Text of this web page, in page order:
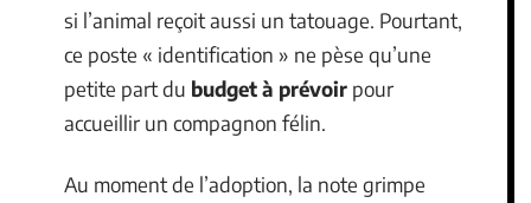
si l’animal reçoit aussi un tatouage. Pourtant,
ce poste « identification » ne pèse qu’une
petite part du budget à prévoir pour
accueillir un compagnon félin.
Au moment de l’adoption, la note grimpe